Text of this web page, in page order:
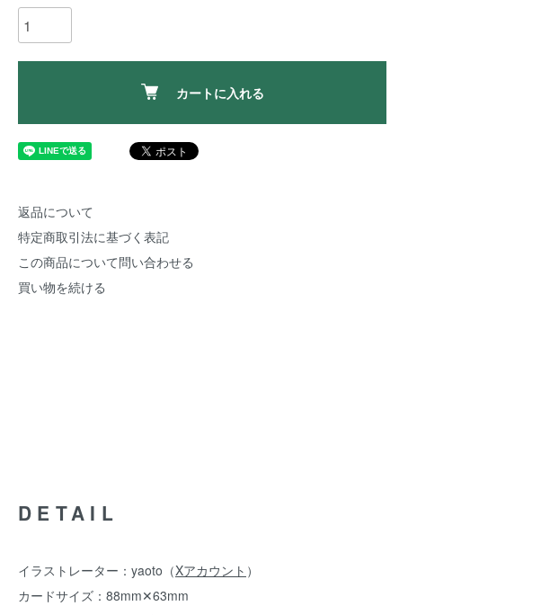
カートに入れる
返品について
特定商取引法に基づく表記
この商品について問い合わせる
買い物を続ける
DETAIL
イラストレーター：yaoto（Xアカウント ）
カードサイズ：88mm✕63mm